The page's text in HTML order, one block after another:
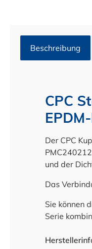
Beschreibung
CPC
Der CPC
und der
Das
Sie können
Serie